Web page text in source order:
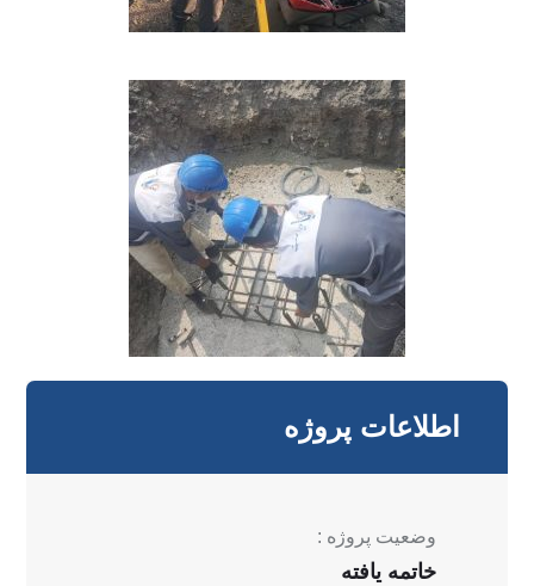
اطلاعات پروژه
وضعیت پروژه :
خاتمه یافته